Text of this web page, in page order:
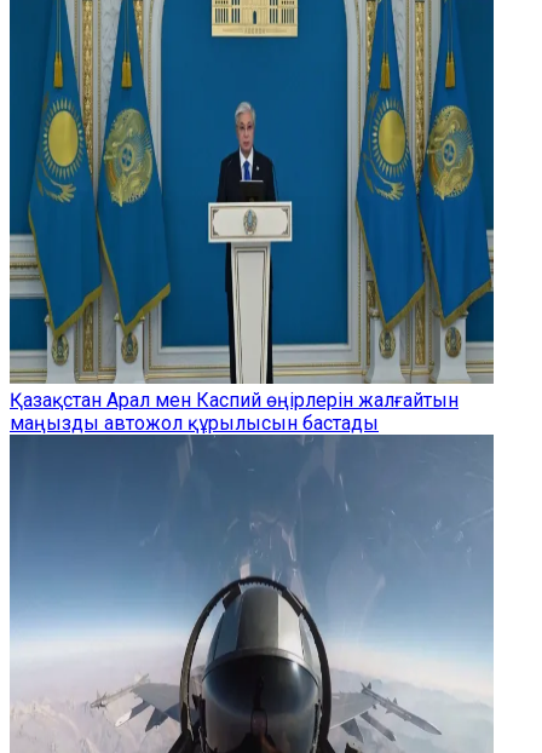
Қазақстан Арал мен Каспий өңірлерін жалғайтын
маңызды автожол құрылысын бастады